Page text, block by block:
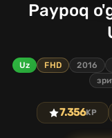
Paypoq
Uz FHD 2016
7.356KP